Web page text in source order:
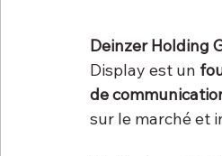
Deinzer Holding
Display est un
de
sur le marché et